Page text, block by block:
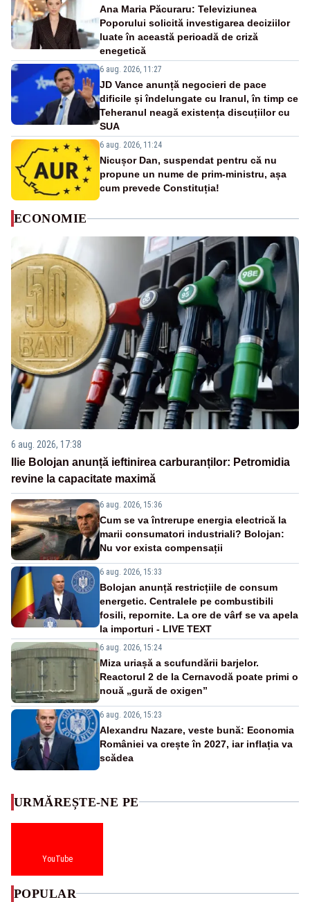
Ana Maria Păcuraru: Televiziunea
Poporului solicită investigarea deciziilor
luate în această perioadă de criză
enegetică
6 aug. 2026, 11:27
JD Vance anunță negocieri de pace
dificile și îndelungate cu Iranul, în timp ce
Teheranul neagă existența discuțiilor cu
SUA
6 aug. 2026, 11:24
Nicușor Dan, suspendat pentru că nu
propune un nume de prim-ministru, așa
cum prevede Constituția!
ECONOMIE
6 aug. 2026, 17:38
Ilie Bolojan anunță ieftinirea carburanților: Petromidia
revine la capacitate maximă
6 aug. 2026, 15:36
Cum se va întrerupe energia electrică la
marii consumatori industriali? Bolojan:
Nu vor exista compensații
6 aug. 2026, 15:33
Bolojan anunță restricțiile de consum
energetic. Centralele pe combustibili
fosili, repornite. La ore de vârf se va apela
la importuri - LIVE TEXT
6 aug. 2026, 15:24
Miza uriașă a scufundării barjelor.
Reactorul 2 de la Cernavodă poate primi o
nouă „gură de oxigen”
6 aug. 2026, 15:23
Alexandru Nazare, veste bună: Economia
României va crește în 2027, iar inflația va
scădea
URMĂREȘTE-NE PE
YouTube
POPULAR